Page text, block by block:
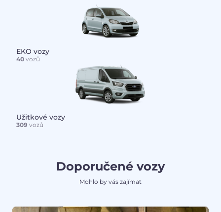
EKO vozy
40vozů
Užitkové vozy
309 vozů
Doporučené vozy
Mohlo by vás zajímat